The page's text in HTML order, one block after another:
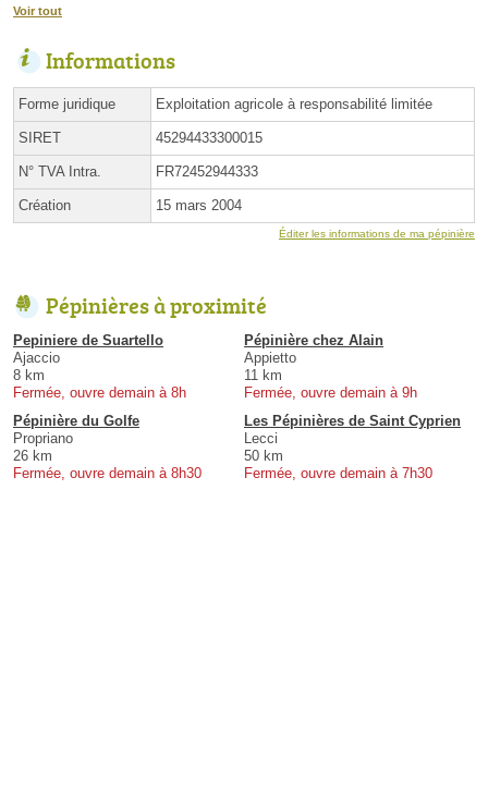
Voir tout
Informations
Forme juridique Exploitation agricole à responsabilité limitée
SIRET 45294433300015
N° TVA Intra. FR72452944333
Création 15 mars 2004
Éditer les informations de ma pépinière
Pépinières à proximité
Pepiniere de Suartello
Ajaccio
8 km
Fermée, ouvre demain à 8h
Pépinière chez Alain
Appietto
11 km
Fermée, ouvre demain à 9h
Pépinière du Golfe
Propriano
26 km
Fermée, ouvre demain à 8h30
Les Pépinières de Saint Cyprien
Lecci
50 km
Fermée, ouvre demain à 7h30